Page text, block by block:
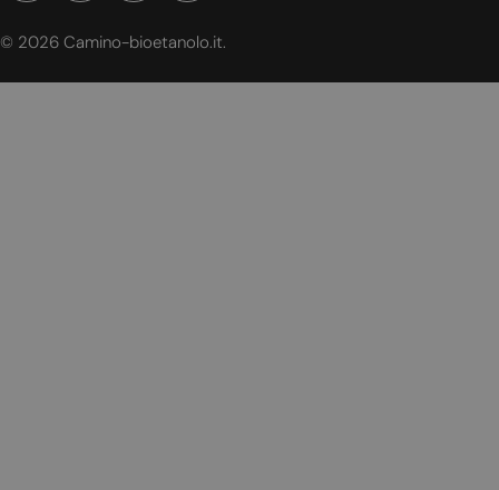
© 2026 Camino-bioetanolo.it.